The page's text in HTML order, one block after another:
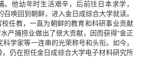
他幼年时生活艰辛，后前往日本求学，
唤回到朝鲜，进入金日成综合大学就读。
任教，一直为朝鲜的教育和科研事业贡献
产捕捞业做出了很大贡献，因而获得“金正
科学家等一连串的光荣称号和头衔。如今，
仍在担任金日成综合大学电子材料研究所